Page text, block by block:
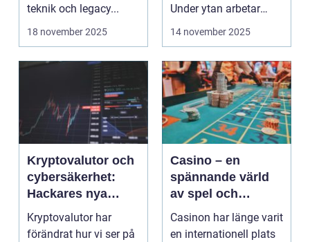
teknik och legacy...
18 november 2025
Under ytan arbetar
pro...
14 november 2025
Kryptovalutor och
cybersäkerhet:
Hackares nya
lekplats
Kryptovalutor har
förändrat hur vi ser på
Casino – en
spännande värld
av spel och
underhållning
Casinon har länge varit
en internationell plats